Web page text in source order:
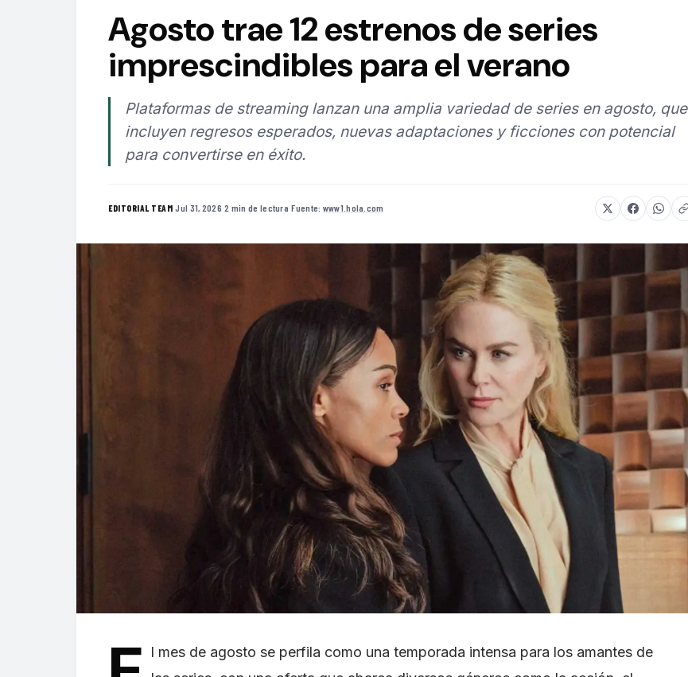
Agosto trae 12 estrenos de series
imprescindibles para el verano
Plataformas de streaming lanzan una amplia variedad de series en agosto, que
incluyen regresos esperados, nuevas adaptaciones y ficciones con potencial
para convertirse en éxito.
EDITORIAL TEAM·Jul 31, 2026·2 min de lectura·Fuente: www1.hola.com
l mes de agosto se perfila como una temporada intensa para los amantes de